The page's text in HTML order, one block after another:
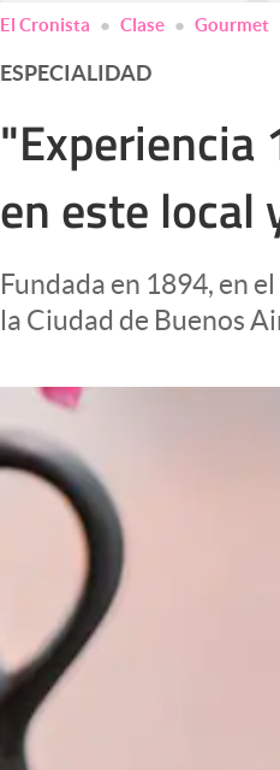
Apertura
Infotechnology
Mundial 2026
abre en nueva pestaña
El Cronista Clase Gourmet
ESPECIALIDAD
"Experiencia
en este local
Fundada en 1894, en
la Ciudad de Buenos